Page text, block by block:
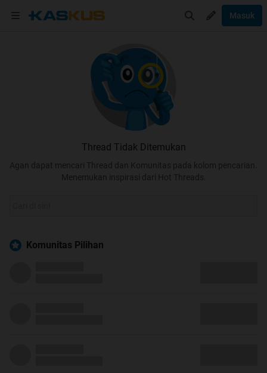
Masuk
Thread Tidak Ditemukan
Agan dapat mencari Thread dan Komunitas pada kolom pencarian.
Menemukan inspirasi dari Hot Threads.
Komunitas Pilihan